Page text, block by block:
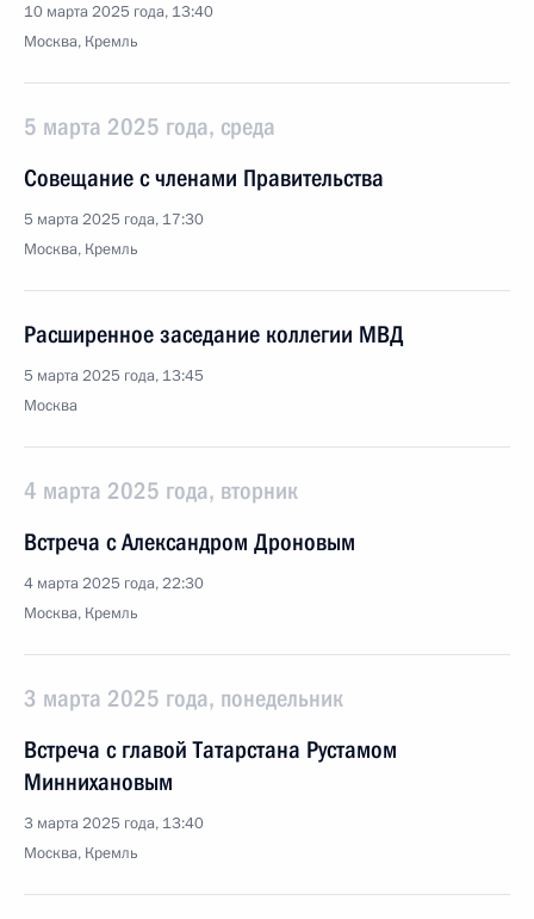
10 марта 2025 года, 13:40
Москва, Кремль
5 марта 2025 года, среда
Совещание с членами Правительства
5 марта 2025 года, 17:30
Москва, Кремль
Расширенное заседание коллегии МВД
5 марта 2025 года, 13:45
Москва
4 марта 2025 года, вторник
Встреча с Александром Дроновым
4 марта 2025 года, 22:30
Москва, Кремль
3 марта 2025 года, понедельник
Встреча с главой Татарстана Рустамом
Миннихановым
3 марта 2025 года, 13:40
Москва, Кремль